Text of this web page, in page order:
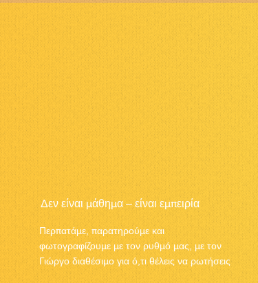
Δεν είναι μάθημα – είναι εμπειρία
Περπατάμε, παρατηρούμε και
φωτογραφίζουμε με τον ρυθμό μας, με τον
Γιώργο διαθέσιμο για ό,τι θέλεις να ρωτήσεις